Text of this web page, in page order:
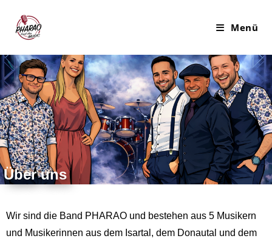
Menü
Über uns
Wir sind die Band PHARAO und bestehen aus 5 Musikern
und Musikerinnen aus dem Isartal, dem Donautal und dem